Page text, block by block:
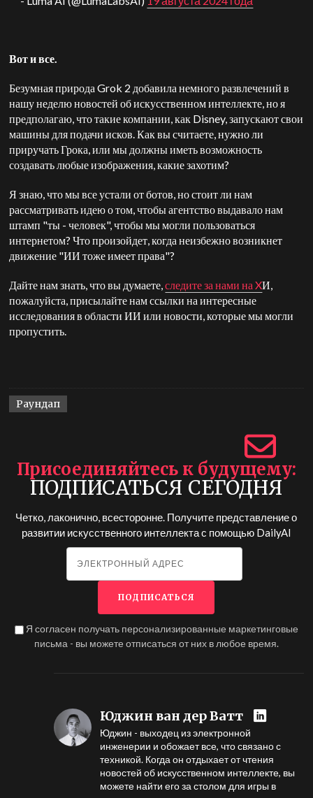
Вот и все.
Безумная природа Grok 2 добавила немного развлечений в
нашу неделю новостей об искусственном интеллекте, но я
предполагаю, что такие компании, как Disney, запускают свои
машины для подачи исков. Как вы считаете, нужно ли
приручать Грока, или мы должны иметь возможность
создавать любые изображения, какие захотим?
Я знаю, что мы все устали от ботов, но стоит ли нам
рассматривать идею о том, чтобы агентство выдавало нам
штамп "ты - человек", чтобы мы могли пользоваться
интернетом? Что произойдет, когда неизбежно возникнет
движение "ИИ тоже имеет права"?
Дайте нам знать, что вы думаете,следите за нами на XИ,
пожалуйста, присылайте нам ссылки на интересные
исследования в области ИИ или новости, которые мы могли
пропустить.
Раундап
Присоединяйтесь к будущему
ПОДПИСАТЬСЯ СЕГОДНЯ
Четко, лаконично, всесторонне. Получите представление о
развитии искусственного интеллекта с помощью DailyAI
Я согласен получать персонализированные маркетинговые
письма - вы можете отписаться от них в любое время.
Юджин ван дер Ватт
Юджин - выходец из электронной
инженерии и обожает все, что связано с
техникой. Когда он отдыхает от чтения
новостей об искусственном интеллекте, вы
можете найти его за столом для игры в